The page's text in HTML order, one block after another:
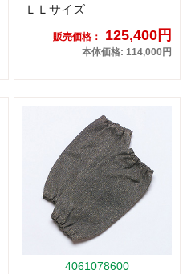
ＬＬサイズ
販売価格： 125,400円
本体価格: 114,000円
4061078600